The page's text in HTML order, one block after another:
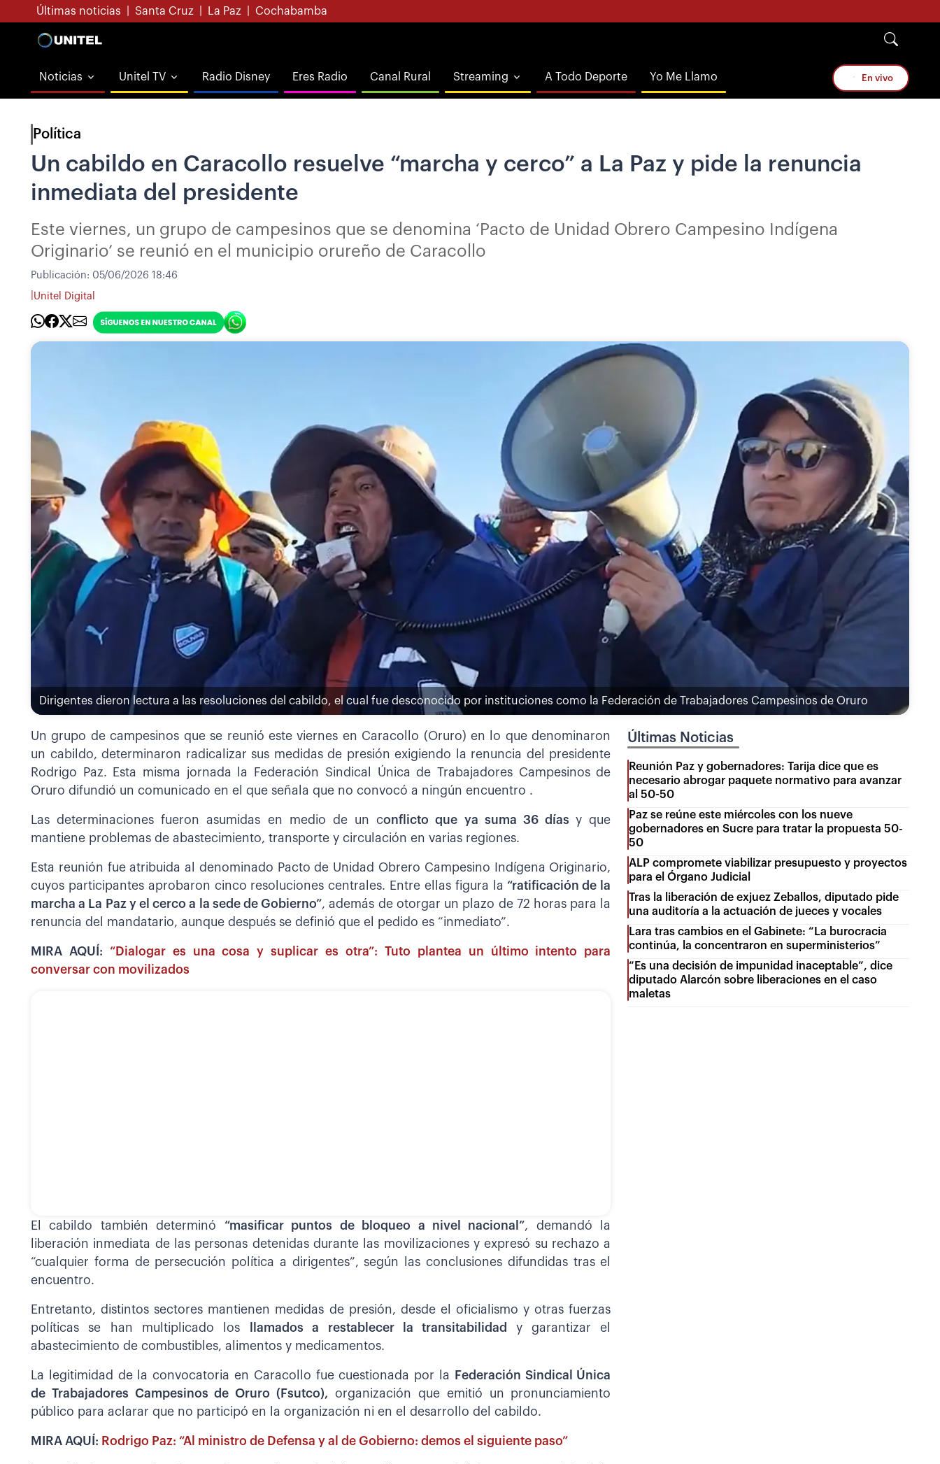
Últimas noticias Santa Cruz La Paz Cochabamba
Noticias Unitel TV Radio Disney Eres Radio Canal Rural Streaming A Todo Deporte Yo Me Llamo En vivo
Política
Un cabildo en Caracollo resuelve “marcha y cerco” a La Paz y pide la renuncia
inmediata del presidente
Este viernes, un grupo de campesinos que se denomina ‘Pacto de Unidad Obrero Campesino Indígena
Originario’ se reunió en el municipio orureño de Caracollo
Publicación: 05/06/2026 18:46
Unitel Digital
Dirigentes dieron lectura a las resoluciones del cabildo, el cual fue desconocido por instituciones como la Federación de Trabajadores Campesinos de Oruro
Un grupo de campesinos que se reunió este viernes en Caracollo (Oruro) en lo que denominaron
un cabildo, determinaron radicalizar sus medidas de presión exigiendo la renuncia del presidente
Rodrigo Paz. Esta misma jornada la Federación Sindical Única de Trabajadores Campesinos de
Oruro difundió un comunicado en el que señala que no convocó a ningún encuentro .
Las determinaciones fueron asumidas en medio de un conflicto que ya suma 36 díasy que
mantiene problemas de abastecimiento, transporte y circulación en varias regiones.
Esta reunión fue atribuida al denominado Pacto de Unidad Obrero Campesino Indígena Originario,
cuyos participantes aprobaron cinco resoluciones centrales. Entre ellas figura la “ratificación de la
marcha a La Paz y el cerco a la sede de Gobierno”, además de otorgar un plazo de 72 horas para la
renuncia del mandatario, aunque después se definió que el pedido es “inmediato”.
MIRA AQUÍ: “Dialogar es una cosa y suplicar es otra”: Tuto plantea un último intento para
conversar con movilizados
El cabildo también determinó “masificar puntos de bloqueo a nivel nacional”, demandó la
liberación inmediata de las personas detenidas durante las movilizaciones y expresó su rechazo a
“cualquier forma de persecución política a dirigentes”, según las conclusiones difundidas tras el
encuentro.
Entretanto, distintos sectores mantienen medidas de presión, desde el oficialismo y otras fuerzas
políticas se han multiplicado los
llamados a restablecer la transitabilidad y garantizar el
abastecimiento de combustibles, alimentos y medicamentos.
La legitimidad de la convocatoria en Caracollo fue cuestionada por la
Federación Sindical Única
de Trabajadores Campesinos de Oruro (Fsutco), organización que emitió un pronunciamiento
público para aclarar que no participó en la organización ni en el desarrollo del cabildo.
MIRA AQUÍ: Rodrigo Paz: “Al ministro de Defensa y al de Gobierno: demos el siguiente paso”
Últimas Noticias
Reunión Paz y gobernadores: Tarija dice que es
necesario abrogar paquete normativo para avanzar
al 50-50
Paz se reúne este miércoles con los nueve
gobernadores en Sucre para tratar la propuesta 50-
50
ALP compromete viabilizar presupuesto y proyectos
para el Órgano Judicial
Tras la liberación de exjuez Zeballos, diputado pide
una auditoría a la actuación de jueces y vocales
Lara tras cambios en el Gabinete: “La burocracia
continúa, la concentraron en superministerios”
“Es una decisión de impunidad inaceptable”, dice
diputado Alarcón sobre liberaciones en el caso
maletas